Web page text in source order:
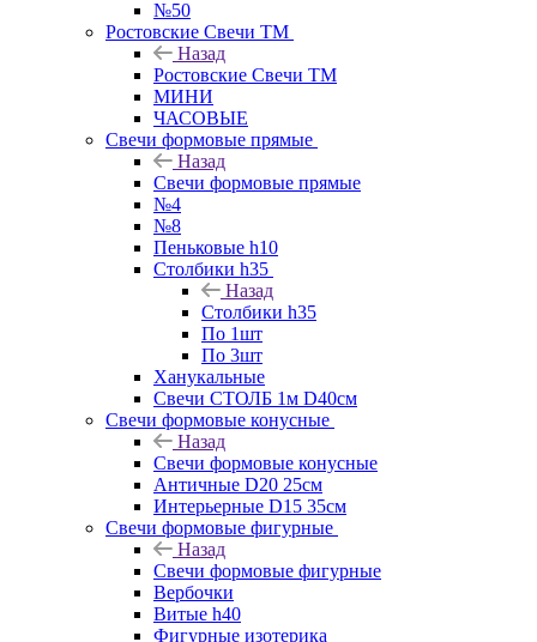
№50
Ростовские Свечи ТМ
Назад
Ростовские Свечи ТМ
МИНИ
ЧАСОВЫЕ
Свечи формовые прямые
Назад
Свечи формовые прямые
№4
№8
Пеньковые h10
Столбики h35
Назад
Столбики h35
По 1шт
По 3шт
Ханукальные
Свечи СТОЛБ 1м D40см
Свечи формовые конусные
Назад
Свечи формовые конусные
Античные D20 25см
Интерьерные D15 35см
Свечи формовые фигурные
Назад
Свечи формовые фигурные
Вербочки
Витые h40
Фигурные изотерика